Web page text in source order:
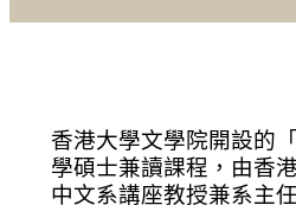
香港大學文學院開設的
學碩士兼讀課程，由香
中文系講座教授兼系主